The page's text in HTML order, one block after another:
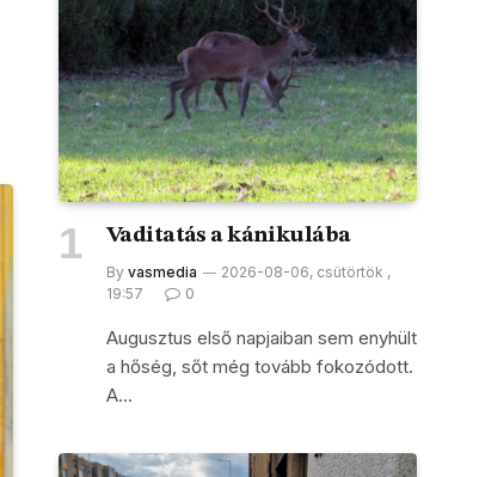
Vaditatás a kánikulába
By vasmedia
2026-08-06, csütörtök ,
19:57
0
Augusztus első napjaiban sem enyhült
a hőség, sőt még tovább fokozódott.
A…